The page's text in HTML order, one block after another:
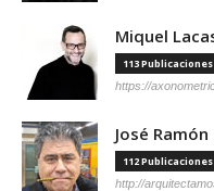
Miquel
113 Publicaciones
https://
José
112 Publicaciones
http://